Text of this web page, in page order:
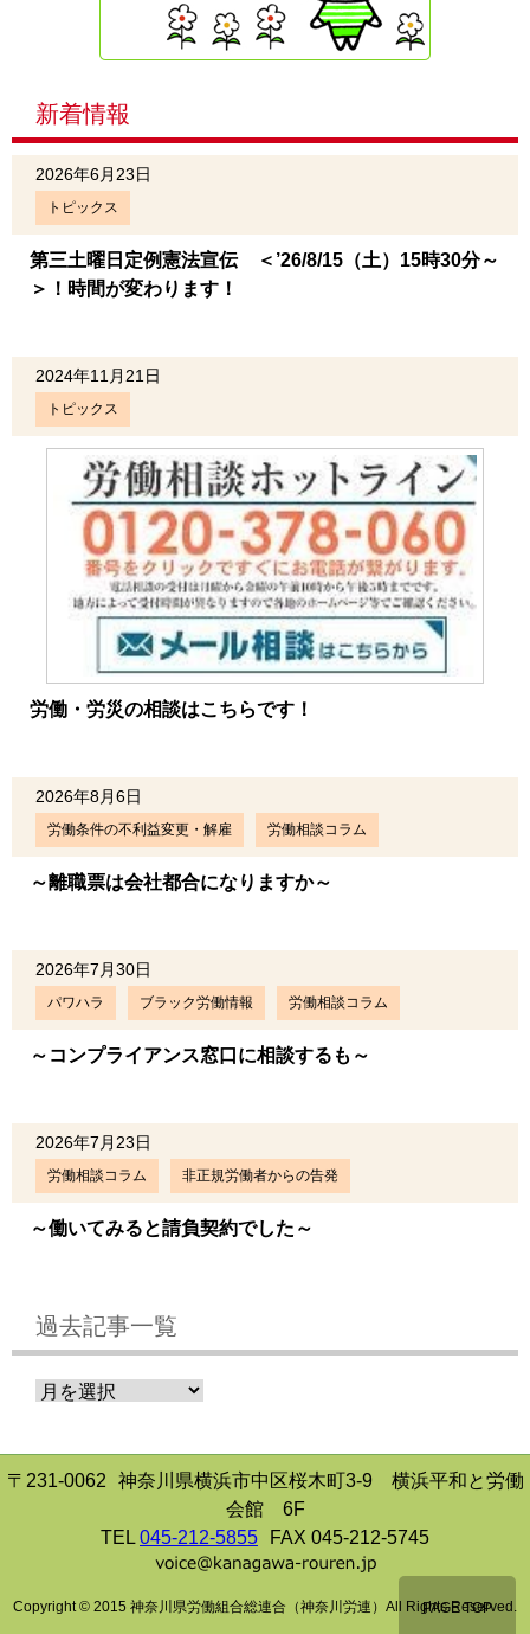
新着情報
2026年6月23日
トピックス
第三土曜日定例憲法宣伝 ＜’26/8/15（土）15時30分～
＞！時間が変わります！
2024年11月21日
トピックス
労働・労災の相談はこちらです！
2026年8月6日
労働条件の不利益変更・解雇 労働相談コラム
～離職票は会社都合になりますか～
2026年7月30日
パワハラ ブラック労働情報 労働相談コラム
～コンプライアンス窓口に相談するも～
2026年7月23日
労働相談コラム 非正規労働者からの告発
～働いてみると請負契約でした～
過去記事一覧
〒231-0062
神奈川県横浜市中区桜木町3-9 横浜平和と労働
会館 6F
TEL 045-212-5855 FAX 045-212-5745
Copyright © 2015 神奈川県労働組合総連合（神奈川労連）All Rights Reserved.
PAGE TOP